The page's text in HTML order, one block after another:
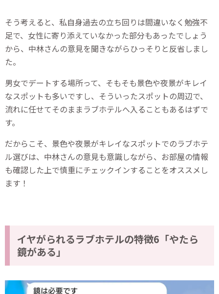
そう考えると、私自身過去の立ち回りは間違いなく勉強不
足で、女性に寄り添えていなかった部分もあったでしょう
から、中林さんの意見を聞きながらひっそりと反省しまし
た。
男女でデートする場所って、そもそも景色や夜景がキレイ
なスポットも多いですし、そういったスポットの周辺で、
流れに任せてそのままラブホテルへ入ることもあるはずで
す。
だからこそ、景色や夜景がキレイなスポットでのラブホテ
ル選びは、中林さんの意見も意識しながら、お部屋の情報
も確認した上で慎重にチェックインすることをオススメし
ます！
イヤがられるラブホテルの特徴6「やたら
鏡がある」